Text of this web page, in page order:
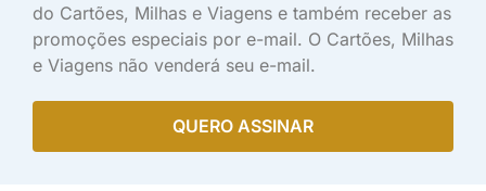
do Cartões, Milhas e Viagens e também receber as
promoções especiais por e-mail. O Cartões, Milhas
e Viagens não venderá seu e-mail.
QUERO ASSINAR